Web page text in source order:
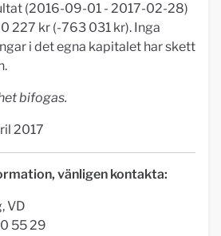
(2016-09-01 - 2017-02-28)
227 kr (-763 031 kr). Inga
i det egna kapitalet har skett
bifogas.
2017
vänligen kontakta:
VD
55 29